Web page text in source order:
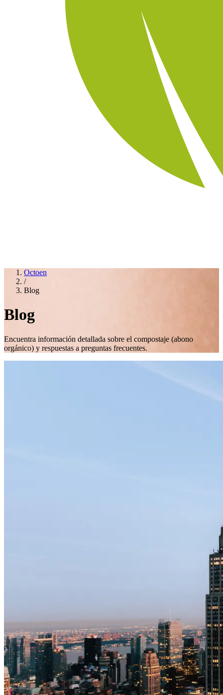
Octoen
/
Blog
Blog
Encuentra información detallada sobre el compostaje (abono
orgánico) y respuestas a preguntas frecuentes.